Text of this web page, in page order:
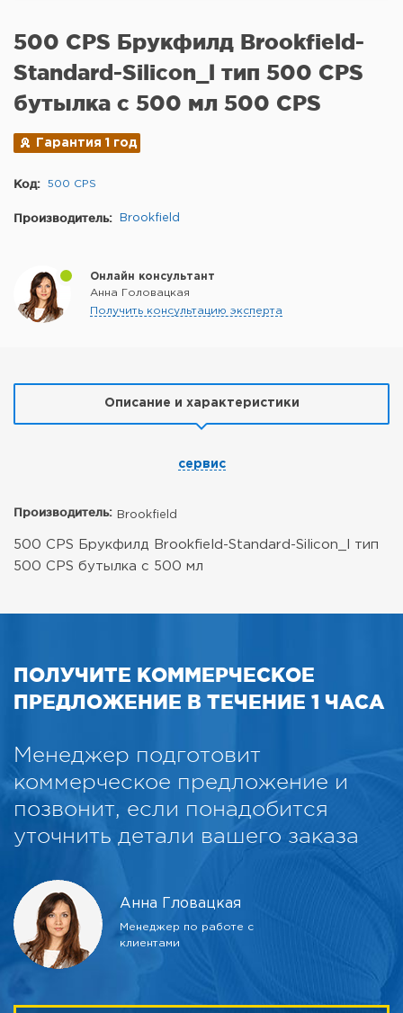
500 CPS Брукфилд Brookfield-
Standard-Silicon_l тип 500 CPS
бутылка с 500 мл 500 CPS
Гарантия 1 год
Код: 500 CPS
Производитель: Brookfield
Онлайн консультант
Анна Головацкая
Получить консультацию эксперта
Описание и характеристики
сервис
Производитель: Brookfield
500 CPS Брукфилд Brookfield-Standard-Silicon_l тип
500 CPS бутылка с 500 мл
ПОЛУЧИТЕ КОММЕРЧЕСКОЕ
ПРЕДЛОЖЕНИЕ В ТЕЧЕНИЕ 1 ЧАСА
Менеджер подготовит
коммерческое предложение и
позвонит, если понадобится
уточнить детали вашего заказа
Анна Гловацкая
Менеджер по работе с
клиентами